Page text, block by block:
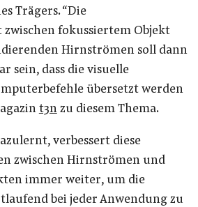
Trägers. “Die
fokussiertem Objekt
Hirnströmen soll dann
sein, dass die visuelle
übersetzt werden
t3nzu diesem Thema.
verbessert diese
zwischen Hirnströmen und
immer weiter, um die
bei jeder Anwendung zu